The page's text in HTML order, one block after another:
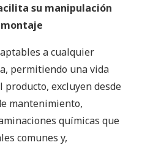
su manipulación
a cualquier
permitiendo una vida
producto, excluyen desde
mantenimiento,
químicas que
comunes y,